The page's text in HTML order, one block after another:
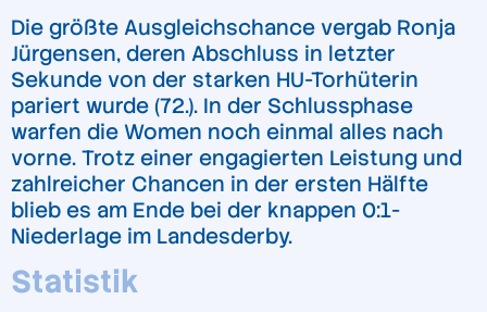
Die größte Ausgleichschance vergab Ronja
Jürgensen, deren Abschluss in letzter
Sekunde von der starken HU-Torhüterin
pariert wurde (72.). In der Schlussphase
warfen die Women noch einmal alles nach
vorne. Trotz einer engagierten Leistung und
zahlreicher Chancen in der ersten Hälfte
blieb es am Ende bei der knappen 0:1-
Niederlage im Landesderby.
Statistik